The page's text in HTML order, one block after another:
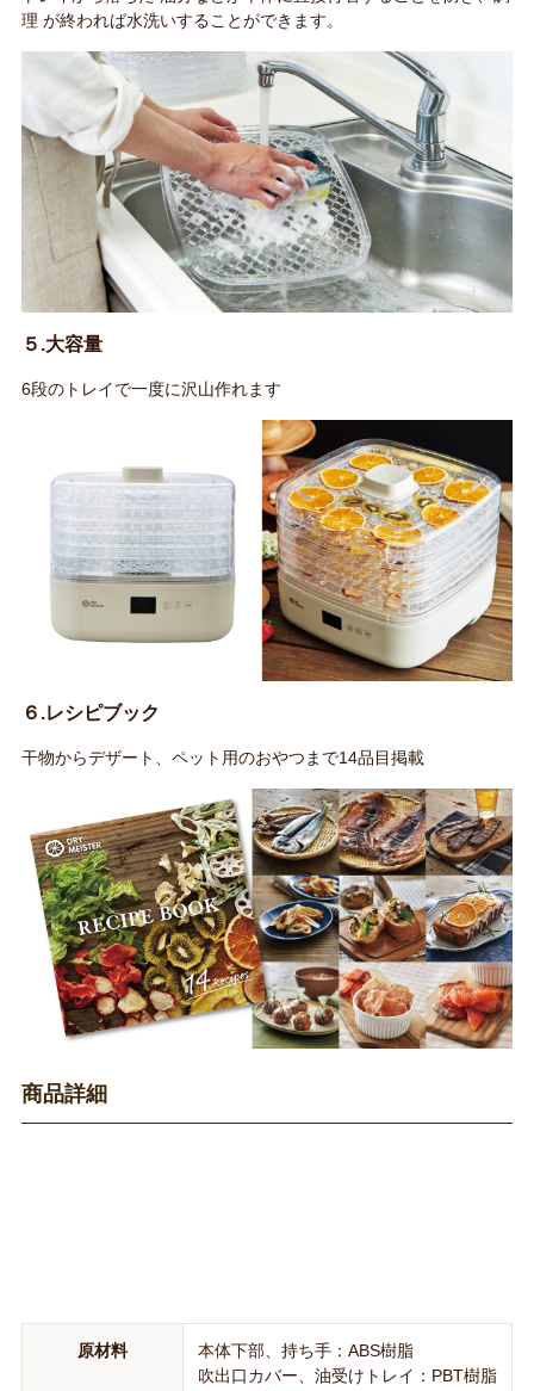
理 が終われば水洗いすることができます。
５.大容量
6段のトレイで一度に沢山作れます
６.レシピブック
干物からデザート、ペット用のおやつまで14品目掲載
商品詳細
原材料
本体下部、持ち手：ABS樹脂
吹出口カバー、油受けトレイ：PBT樹脂